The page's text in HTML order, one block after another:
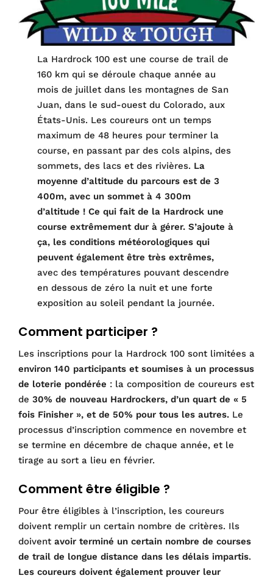
La Hardrock 100 est une course de trail de
160 km qui se déroule chaque année au
mois de juillet dans les montagnes de San
Juan, dans le sud-ouest du Colorado, aux
États-Unis. Les coureurs ont un temps
maximum de 48 heures pour terminer la
course, en passant par des cols alpins, des
sommets, des lacs et des rivières. La
moyenne d’altitude du parcours est de 3
400m, avec un sommet à 4 300m
d’altitude ! Ce qui fait de la Hardrock une
course extrêmement dur à gérer. S’ajoute à
ça, les conditions météorologiques qui
peuvent également être très extrêmes,
avec des températures pouvant descendre
en dessous de zéro la nuit et une forte
exposition au soleil pendant la journée.
Comment participer ?
Les inscriptions pour la Hardrock 100 sont limitées a
environ 140 participants et soumises à un processus
de loterie pondérée : la composition de coureurs est
de 30% de nouveau Hardrockers, d’un quart de « 5
fois Finisher », et de 50% pour tous les autres. Le
processus d’inscription commence en novembre et
se termine en décembre de chaque année, et le
tirage au sort a lieu en février.
Comment être éligible ?
Pour être éligibles à l’inscription, les coureurs
doivent remplir un certain nombre de critères. Ils
doivent avoir terminé un certain nombre de courses
de trail de longue distance dans les délais impartis.
Les coureurs doivent également prouver leur